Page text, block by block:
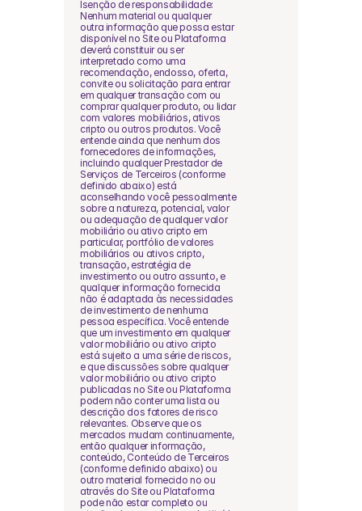
Isenção de responsabilidade:
Nenhum material ou qualquer
outra informação que possa estar
disponível no Site ou Plataforma
deverá constituir ou ser
interpretado como uma
recomendação, endosso, oferta,
convite ou solicitação para entrar
em qualquer transação com ou
comprar qualquer produto, ou lidar
com valores mobiliários, ativos
cripto ou outros produtos. Você
entende ainda que nenhum dos
fornecedores de informações,
incluindo qualquer Prestador de
Serviços de Terceiros (conforme
definido abaixo) está
aconselhando você pessoalmente
sobre a natureza, potencial, valor
ou adequação de qualquer valor
mobiliário ou ativo cripto em
particular, portfólio de valores
mobiliários ou ativos cripto,
transação, estratégia de
investimento ou outro assunto, e
qualquer informação fornecida
não é adaptada às necessidades
de investimento de nenhuma
pessoa específica. Você entende
que um investimento em qualquer
valor mobiliário ou ativo cripto
está sujeito a uma série de riscos,
e que discussões sobre qualquer
valor mobiliário ou ativo cripto
publicadas no Site ou Plataforma
podem não conter uma lista ou
descrição dos fatores de risco
relevantes. Observe que os
mercados mudam continuamente,
então qualquer informação,
conteúdo, Conteúdo de Terceiros
(conforme definido abaixo) ou
outro material fornecido no ou
através do Site ou Plataforma
pode não estar completo ou